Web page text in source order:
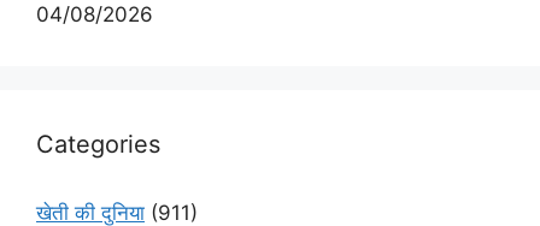
04/08/2026
Categories
खेती की दुनिया (911)